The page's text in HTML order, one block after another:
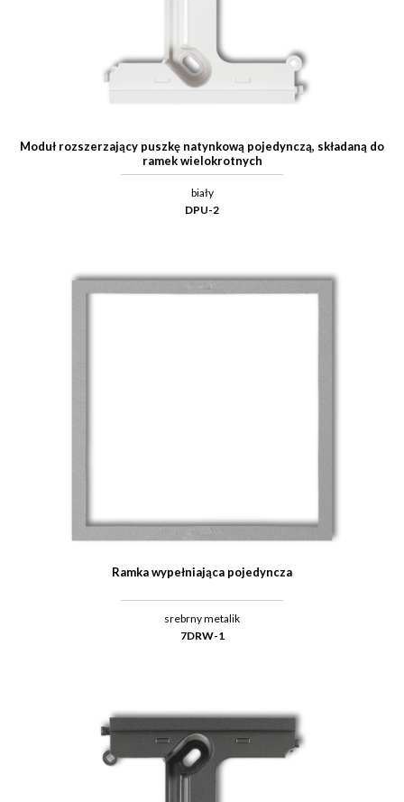
Moduł rozszerzający puszkę natynkową pojedynczą, składaną do
ramek wielokrotnych
biały
DPU-2
Ramka wypełniająca pojedyncza
srebrny metalik
7DRW-1